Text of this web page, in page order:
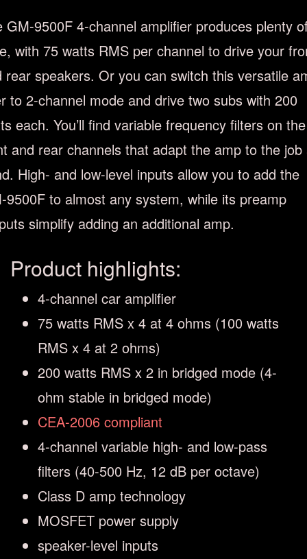
GM-9500F 4-channel amplifier produces plenty
with 75 watts RMS per channel to drive your
rear speakers. Or you can switch this versatile
to 2-channel mode and drive two subs with 200
each. You’ll find variable frequency filters on the
and rear channels that adapt the amp to the job
High- and low-level inputs allow you to add the
9500F to almost any system, while its preamp
simplify adding an additional amp.
Product highlights:
4-channel car amplifier
75 watts RMS x 4 at 4 ohms (100 watts
RMS x 4 at 2 ohms)
200 watts RMS x 2 in bridged mode (4-
ohm stable in bridged mode)
CEA-2006 compliant
4-channel variable high- and low-pass
filters (40-500 Hz, 12 dB per octave)
Class D amp technology
MOSFET power supply
speaker-level inputs